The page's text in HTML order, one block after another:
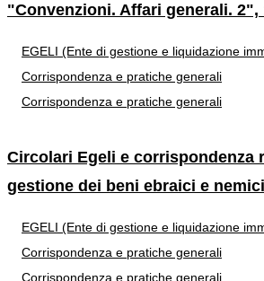
"Convenzioni. Affari generali. 2",
EGELI (Ente di gestione e liquidazione
Corrispondenza e pratiche generali
Corrispondenza e pratiche generali
Circolari Egeli e corrispondenza
gestione dei beni ebraici e
EGELI (Ente di gestione e liquidazione
Corrispondenza e pratiche generali
Corrispondenza e pratiche generali